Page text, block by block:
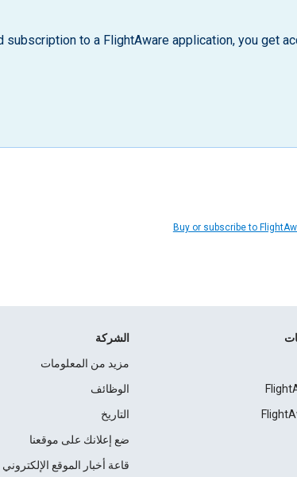
subscription to a FlightAware application, you get
Buy or subscribe to
الشركة
مزيد من المعلومات
الوظائف
التاريخ
ضع إعلانك على موقعنا
قاعة أخبار الموقع الإلكتروني